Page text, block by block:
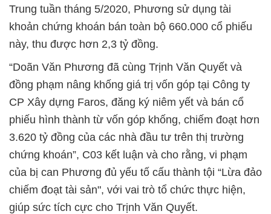
Trung tuần tháng 5/2020, Phương sử dụng tài
khoản chứng khoán bán toàn bộ 660.000 cổ phiếu
này, thu được hơn 2,3 tỷ đồng.
“Doãn Văn Phương đã cùng Trịnh Văn Quyết và
đồng phạm nâng khống giá trị vốn góp tại Công ty
CP Xây dựng Faros, đăng ký niêm yết và bán cổ
phiếu hình thành từ vốn góp khống, chiếm đoạt hơn
3.620 tỷ đồng của các nhà đầu tư trên thị trường
chứng khoán”, C03 kết luận và cho rằng, vi phạm
của bị can Phương đủ yếu tố cấu thành tội “Lừa đảo
chiếm đoạt tài sản", với vai trò tổ chức thực hiện,
giúp sức tích cực cho Trịnh Văn Quyết.